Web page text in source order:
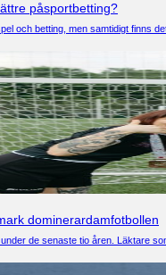
påsportbetting?
och betting, men samtidigt finns
dominerardamfotbollen
de senaste tio åren. Läktare